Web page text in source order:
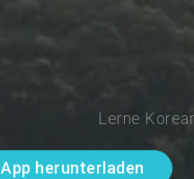
Lerne
App herunterladen